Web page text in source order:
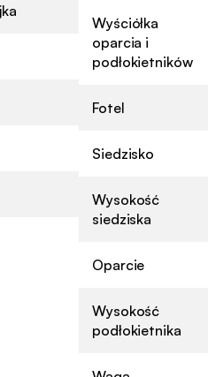
Wyściółka
oparcia i
podłokietników
Fotel
Siedzisko
Wysokość
siedziska
Oparcie
Wysokość
podłokietnika